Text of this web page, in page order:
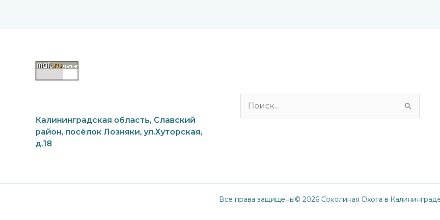
Калининградская область, Славский
район, посёлок Лозняки, ул.Хуторская,
д.18
Поиск:
Все права защищены© 2026 Соколиная Охота в